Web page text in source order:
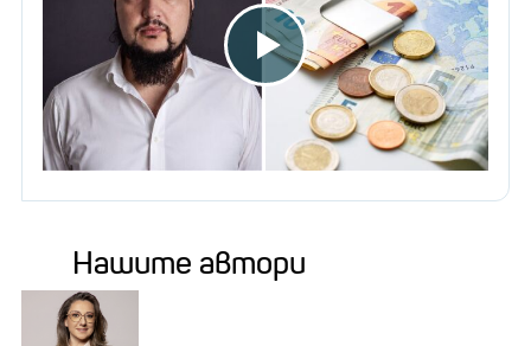
Нашите автори